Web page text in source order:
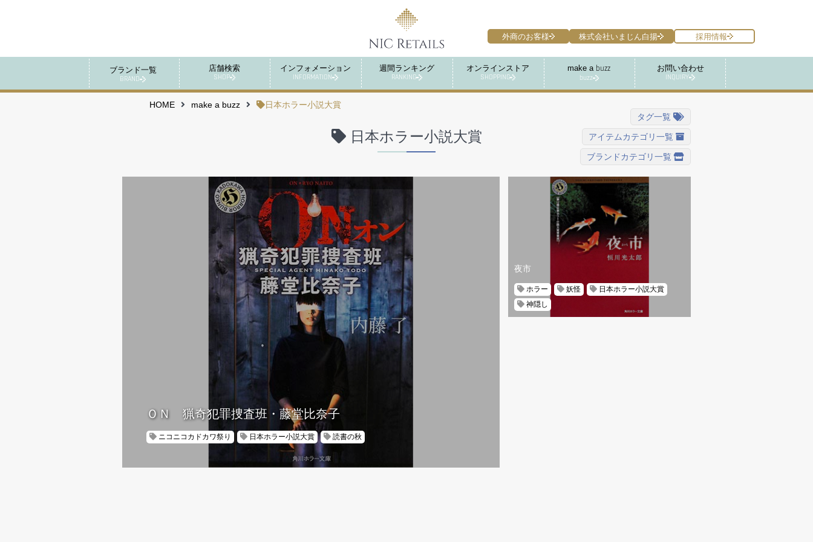
ブランド一覧
BRAND
店舗検索
SHOP
インフォメーション
INFORMATION
週間ランキング
RANKING
オンラインストア
SHOPPING
make a buzz
buzz
お問い合わせ
INQUIRY
外商のお客様 株式会社いまじん白揚 採用情報
HOME make a buzz 日本ホラー小説大賞
日本ホラー小説大賞
タグ一覧
アイテムカテゴリ一覧
ブランドカテゴリ一覧
ＯＮ 猟奇犯罪捜査班・藤堂比奈子
ニコニコカドカワ祭り 日本ホラー小説大賞 読書の秋
夜市
ホラー 妖怪
日本ホラー小説大賞
神隠し